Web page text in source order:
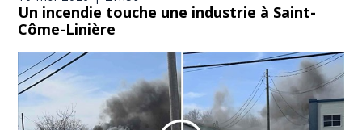
Un incendie touche une industrie à Saint-
Côme-Linière